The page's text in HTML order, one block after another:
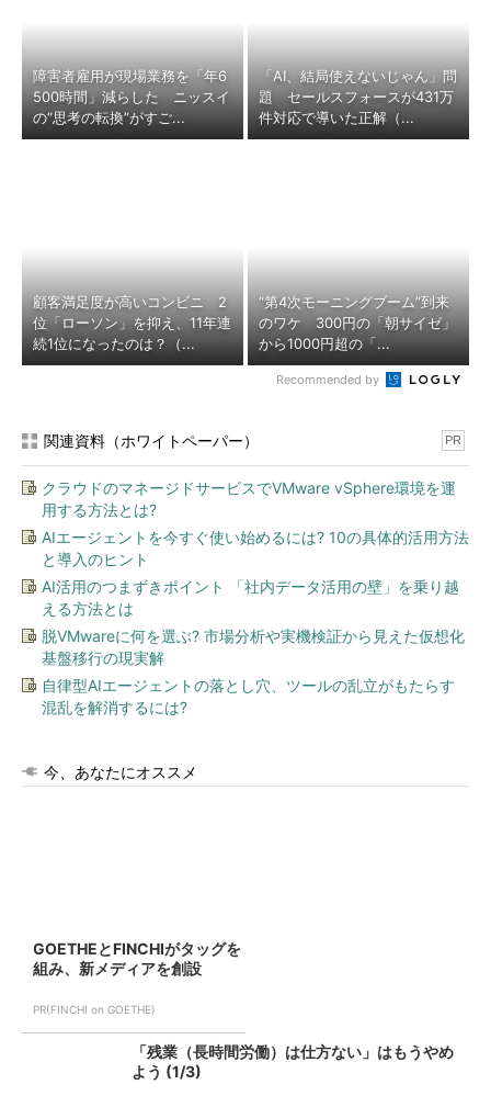
障害者雇用が現場業務を「年6
500時間」減らした ニッスイ
の“思考の転換”がすご...
「AI、結局使えないじゃん」問
題 セールスフォースが431万
件対応で導いた正解（...
顧客満足度が高いコンビニ 2
位「ローソン」を抑え、11年連
続1位になったのは？（...
“第4次モーニングブーム”到来
のワケ 300円の「朝サイゼ」
から1000円超の「...
Recommended by
関連資料（ホワイトペーパー） PR
クラウドのマネージドサービスでVMware vSphere環境を運
用する方法とは?
AIエージェントを今すぐ使い始めるには? 10の具体的活用方法
と導入のヒント
AI活用のつまずきポイント 「社内データ活用の壁」を乗り越
える方法とは
脱VMwareに何を選ぶ? 市場分析や実機検証から見えた仮想化
基盤移行の現実解
自律型AIエージェントの落とし穴、ツールの乱立がもたらす
混乱を解消するには?
今、あなたにオススメ
GOETHEとFINCHIがタッグを
組み、新メディアを創設
PR(FINCHI on GOETHE)
「残業（長時間労働）は仕方ない」はもうやめ
よう (1/3)